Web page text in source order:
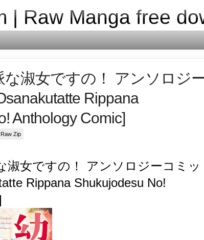
| Raw Manga free
淑女ですの！ アンソロジ
Rippana
Anthology Comic]
Raw Zip
淑女ですの！ アンソロジーコミッ
Rippana Shukujodesu No!